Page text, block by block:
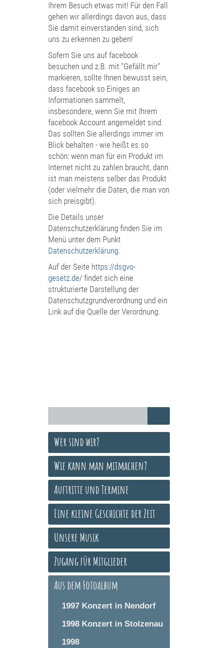
Ihrem Besuch etwas mit! Für den Fall
gehen wir allerdings davon aus, dass
Sie damit einverstanden sind, sich
uns zu erkennen zu geben!
Sofern Sie uns auf facebook
besuchen und z.B. mit "Gefällt mir"
markieren, sollte Ihnen bewusst sein,
dass facebook so Einiges an
Informationen sammelt,
insbesondere, wenn Sie mit Ihrem
facebook Account angemeldet sind.
Das sollten Sie allerdings immer im
Blick behalten - wie heißt es so
schön: wenn man für ein Produkt im
Internet nicht zu zahlen braucht, dann
ist man meistens selber das Produkt
(oder vielmehr die Daten, die man von
sich preisgibt).
Die Details unser
Datenschutzerklärung finden Sie im
Menü unter dem Punkt
Datenschutzerklärung.
Auf der Seite https://dsgvo-
gesetz.de/ findet sich eine
strukturierte Darstellung der
Datenschutzgrundverordnung und ein
Link auf die Quelle der Verordnung.
Wer sind wir?
Wie kann man mitmachen?
Auftritte und Termine
Eine kleine Geschichte der Zeit
Unsere Musik
Zugang für Mitglieder
Aus dem Fotoalbum
1997 Konzert in Nendorf
1998 Konzert in Stolzenau
1998